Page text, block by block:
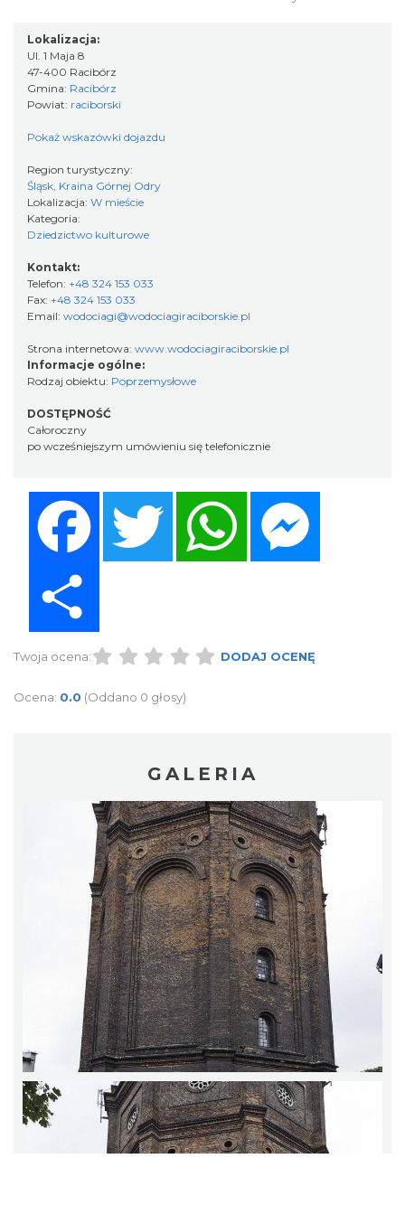
Lokalizacja:
Ul. 1 Maja 8
47-400 Racibórz
Gmina: Racibórz
Powiat: raciborski
Pokaż wskazówki dojazdu
Region turystyczny:
Śląsk, Kraina Górnej Odry
Lokalizacja: W mieście
Kategoria:
Dziedzictwo kulturowe
Kontakt:
Telefon: +48 324 153 033
Fax: +48 324 153 033
Email: wodociagi@wodociagiraciborskie.pl
Strona internetowa: www.wodociagiraciborskie.pl
Informacje ogólne:
Rodzaj obiektu: Poprzemysłowe
DOSTĘPNOŚĆ
Całoroczny
po wcześniejszym umówieniu się telefonicznie
Twitter
Twoja ocena: DODAJ OCENĘ
Ocena: 0.0 (Oddano 0 głosy)
GALERIA